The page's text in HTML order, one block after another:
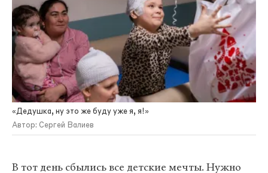
«Дедушка, ну это же буду уже я, я!»
Автор: Сергей Валиев
В тот день сбылись все детские мечты. Нужно